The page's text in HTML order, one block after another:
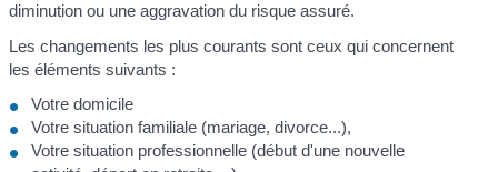
diminution ou une aggravation du risque assuré.
Les changements les plus courants sont ceux qui concernent
les éléments suivants :
Votre domicile
Votre situation familiale (mariage, divorce...),
Votre situation professionnelle (début d'une nouvelle